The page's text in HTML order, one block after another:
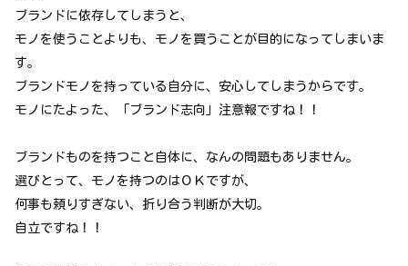
ブランドに依存してしまうと、
モノを使うことよりも、モノを買うことが目的になってしまいま
す。
ブランドモノを持っている自分に、安心してしまうからです。
モノにたよった、「ブランド志向」注意報ですね！！
ブランドものを持つこと自体に、なんの問題もありません。
選びとって、モノを持つのはＯＫですが、
何事も頼りすぎない、折り合う判断が大切。
自立ですね！！